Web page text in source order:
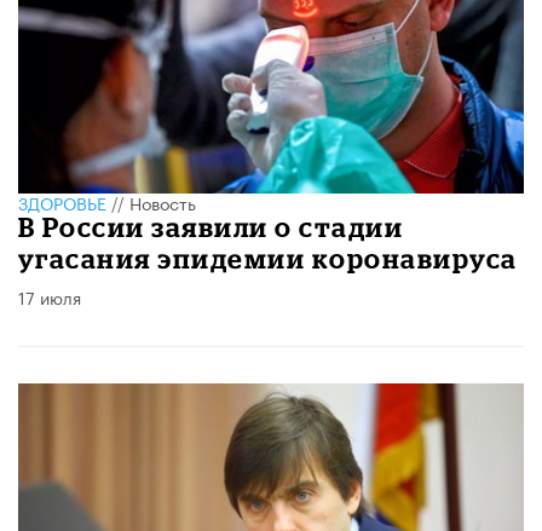
ЗДОРОВЬЕ//Новость
В России заявили о стадии
угасания эпидемии коронавируса
17 июля